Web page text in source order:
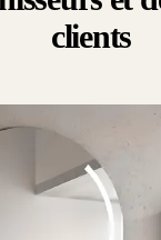
clients